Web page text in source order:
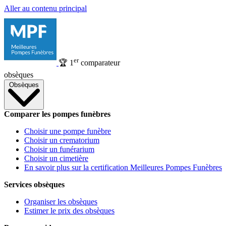
Aller au contenu principal
🏆 1 ercomparateur
obsèques
Obsèques
Comparer les pompes funèbres
Choisir une pompe funèbre
Choisir un crematorium
Choisir un funérarium
Choisir un cimetière
En savoir plus sur la certification Meilleures Pompes Funèbres
Services obsèques
Organiser les obsèques
Estimer le prix des obsèques